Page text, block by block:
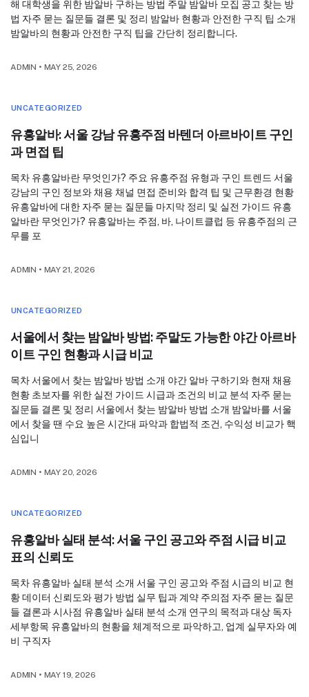
해 대학생을 위한 밤알바 구하는 방법 주말 밤알바 모집 공고 찾는 방
법 자주 묻는 질문들 결론 및 정리 밤알바 현황과 안전한 구직 팁 소개
밤알바의 현황과 안전한 구직 팁을 간단히 정리합니다.
ADMIN • MAY 25, 2026
UNCATEGORIZED
유흥알바: 서울 강남 유흥주점 바텐더 아르바이트 구인
과 면접 팁
목차 유흥알바란 무엇인가? 주요 유흥주점 유형과 구인 트렌드 서울
강남의 구인 정보와 채용 채널 면접 준비와 합격 팁 및 근무환경 현황
유흥알바에 대한 자주 묻는 질문들 마지막 정리 및 실전 가이드 유흥
알바란 무엇인가? 유흥알바는 주점, 바, 나이트클럽 등 유흥주점의 근
무를 포
ADMIN • MAY 21, 2026
UNCATEGORIZED
서울에서 찾는 밤알바 방법: 주말도 가능한 야간 아르바
이트 구인 현황과 시급 비교
목차 서울에서 찾는 밤알바 방법 소개 야간 알바 구하기와 현재 채용
현황 초보자를 위한 실전 가이드 시급과 조건의 비교 분석 자주 묻는
질문들 결론 및 정리 서울에서 찾는 밤알바 방법 소개 밤알바를 서울
에서 찾을 땐 수요 높은 시간대 파악과 합법적 조건, 수익성 비교가 핵
심입니
ADMIN • MAY 20, 2026
UNCATEGORIZED
유흥알바 실태 분석: 서울 구인 공고와 주점 시급 비교
표의 신뢰도
목차 유흥알바 실태 분석 소개 서울 구인 공고와 주점 시급의 비교 현
황 데이터 신뢰도와 평가 방법 실무 팁과 계약 주의점 자주 묻는 질문
들 결론과 시사점 유흥알바 실태 분석 소개 연구의 목적과 대상 독자
세부항목 유흥알바의 현황을 체계적으로 파악하고, 업계 실무자와 예
비 구직자
ADMIN • MAY 19, 2026